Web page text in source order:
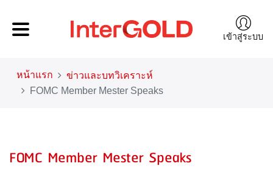
เข้าสู่ระบบ
หน้าแรก
ข่าวและบทวิเคราะห์
FOMC Member Mester Speaks
FOMC Member Mester Speaks